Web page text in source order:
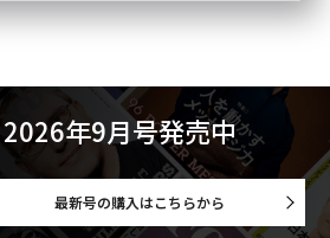
2026年9月号発売中
最新号の購入はこちらから